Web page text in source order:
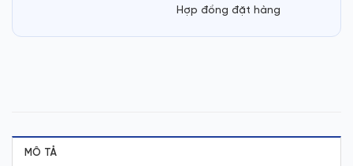
Hợp đồng đặt hàng
MÔ TẢ